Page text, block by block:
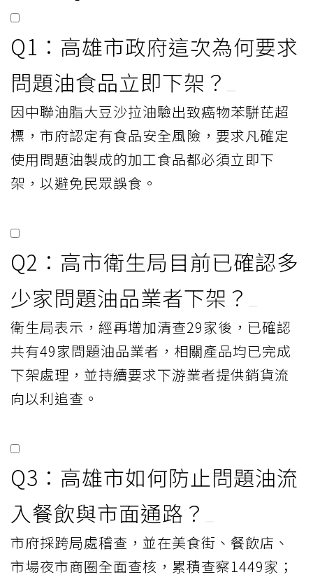
Q1：高雄市政府這次為何要求
問題油食品立即下架？
因中聯油脂大豆沙拉油驗出致癌物苯駢芘超
標，市府認定有食品安全風險，要求凡確定
使用問題油製成的加工食品都必須立即下
架，以避免民眾誤食。
Q2：高市衛生局目前已確認多
少家問題油品業者下架？
衛生局表示，經再增加清查29家後，已確認
共有49家問題油品業者，相關產品均已完成
下架處理，並持續要求下游業者提供銷貨流
向以利追查。
Q3：高雄市如何防止問題油流
入餐飲與市面通路？
市府採跨局處稽查，並在美食街、餐飲店、
市場夜市商圈全面查核，累積查察1449家；